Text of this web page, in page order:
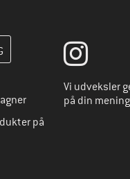
i næste trin din
på
Vi udveksler
på din